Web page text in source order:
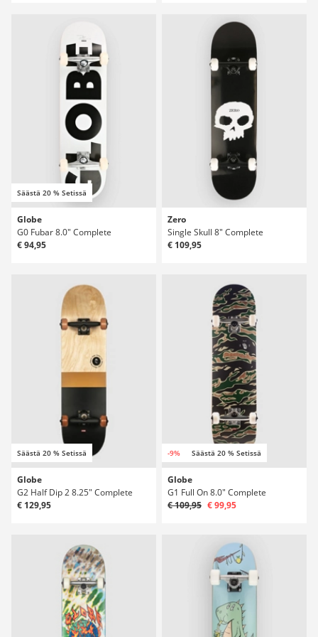
Säästä 20 % Setissä
Globe
G0 Fubar 8.0" Complete
€ 94,95
Zero
Single Skull 8" Complete
€ 109,95
Säästä 20 % Setissä
Globe
G2 Half Dip 2 8.25" Complete
€ 129,95
-9% Säästä 20 % Setissä
Globe
G1 Full On 8.0" Complete
€ 109,95 € 99,95